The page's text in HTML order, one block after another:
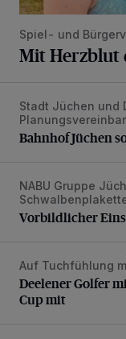
Spiel- und
Mit Herzblut
Bahnhof Jüchen
Stadt Jüchen und
Bahnhof Jüchen
Vorbildlicher
NABU Gruppe
Vorbildlicher
Deelener Golfer
Auf Tuchfühlung
Deelener Golfer
Cup mit